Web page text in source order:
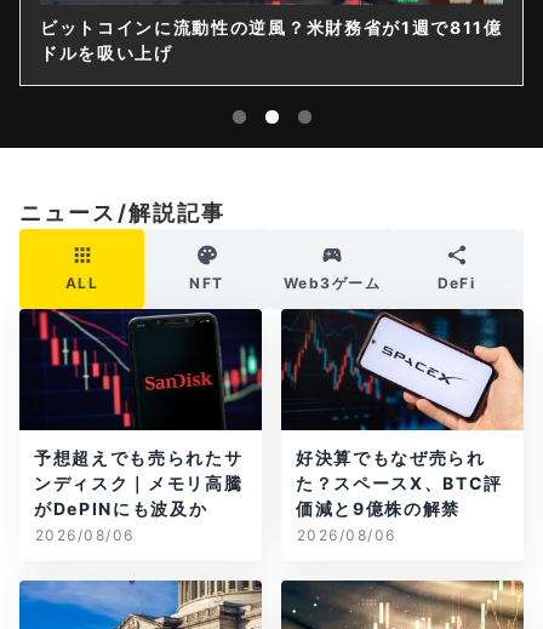
ビットコインに流動性の逆風？米財務省が1週で811億
ドルを吸い上げ
ニュース/解説記事
ALL NFT Web3ゲーム DeFi
予想超えでも売られたサ
ンディスク｜メモリ高騰
がDePINにも波及か
2026/08/06
好決算でもなぜ売られ
た？スペースX、BTC評
価減と9億株の解禁
2026/08/06